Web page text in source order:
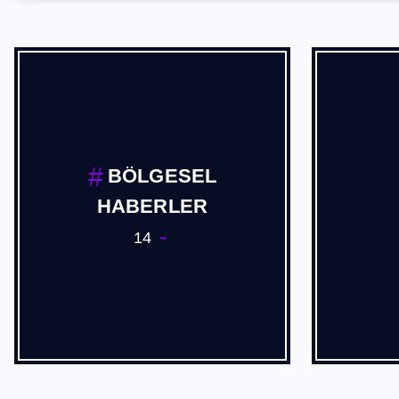
BÖLGESEL
HABERLER
14